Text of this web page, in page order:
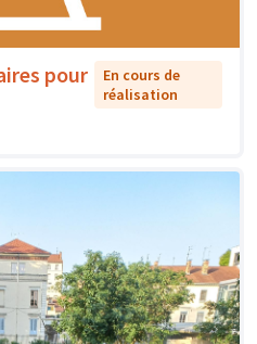
pour
En cours de
réalisation